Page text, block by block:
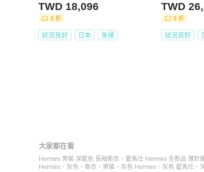
TWD 18,096
9 折
狀況良好 日本 免運
TWD
9 折
狀況良好
大家都在看
Hermes 男裝 深藍色 長袖衛衣 、 愛馬仕 Hermes 全新品 薄針
Hermès 、 灰色 、 衛衣 、 男裝 、 灰色 Hermes 、 灰色 愛馬仕 、